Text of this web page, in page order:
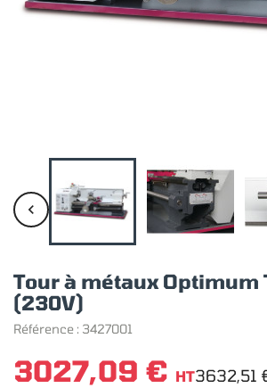

Tour à métaux Optimum
(230V)
Référence : 3427001
3027,09 € HT3632,51